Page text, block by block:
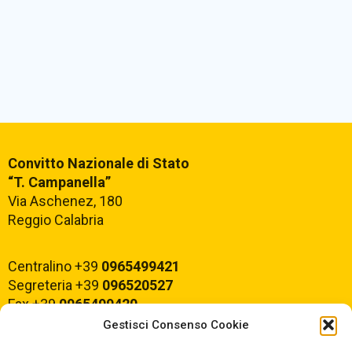
Gestisci Consenso Cookie
Convitto Nazionale di Stato
“T. Campanella”
Via Aschenez, 180
Reggio Calabria
Centralino +39 0965499421
Segreteria +39 096520527
Fax +390965499420